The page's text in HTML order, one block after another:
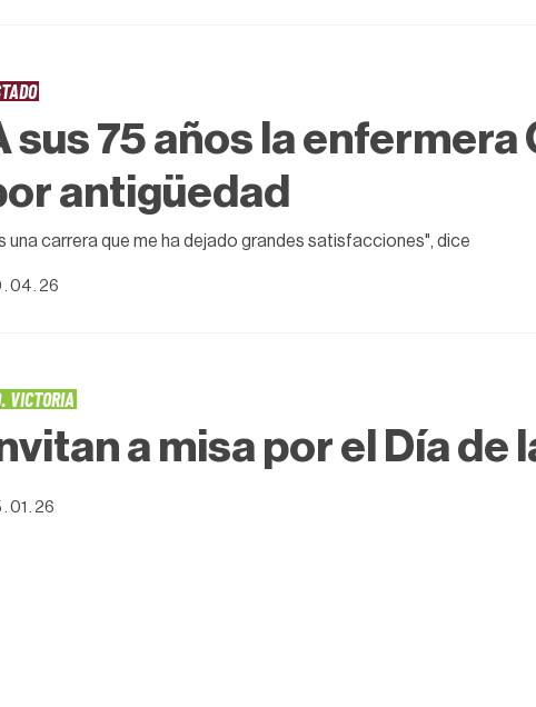
sus 75 años la
antigüedad
una carrera que me ha dejado grandes satisfacciones", dice
. 04 . 26
VICTORIA
a misa por el Día de
01 . 26